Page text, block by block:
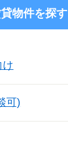
物件を探す
け
可)